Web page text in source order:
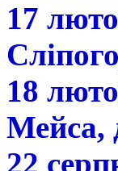
17
18
Мейса,
22